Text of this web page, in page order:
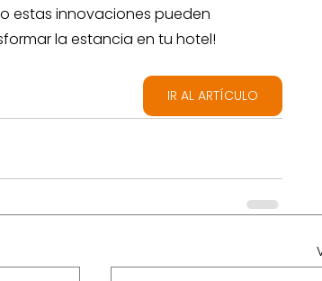
estas innovaciones pueden
la estancia en tu hotel!
IR AL ARTÍCULO